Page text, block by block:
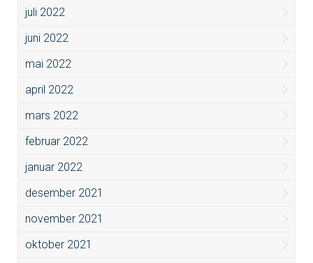
juli 2022
juni 2022
mai 2022
april 2022
mars 2022
februar 2022
januar 2022
desember 2021
november 2021
oktober 2021